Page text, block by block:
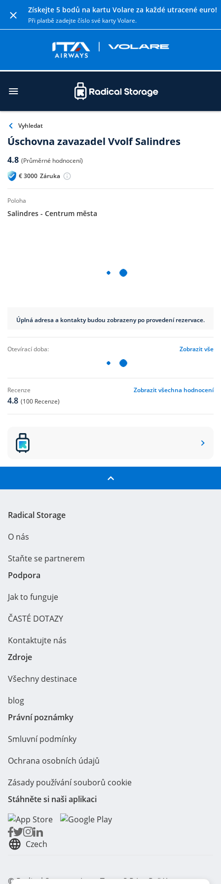
Získejte 5 bodů na kartu Volare za každé utracené euro!
Při platbě zadejte číslo své karty Volare.
Vyhledat
Úschovna zavazadel Vvolf Salindres
4.8 (Průměrné hodnocení)
€3000 Záruka
poloha
Salindres - Centrum města
Úplná adresa a kontakty budou zobrazeny po provedení rezervace.
otevírací doba: Zobrazit vše
recenze Zobrazit všechna hodnocení
4.8 (100 Recenze)
Radical Storage
O nás
Staňte se partnerem
Podpora
Jak to funguje
ČASTÉ DOTAZY
Kontaktujte nás
Zdroje
Všechny destinace
blog
Právní poznámky
Smluvní podmínky
Ochrana osobních údajů
Zásady používání souborů cookie
Stáhněte si naši aplikaci
Czech
© Radical Storage - Lean Team S.R.L. - P. IVA